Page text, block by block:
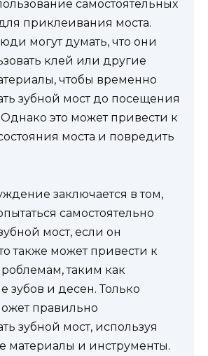
самостоятельных
приклеивания моста.
могут думать, что они
клей или другие
чтобы временно
зубной мост до посещения
Однако это может привести к
моста и повредить
заключается в том,
самостоятельно
мост, если он
также может привести к
таким как
зубов и десен. Только
правильно
зубной мост, используя
материалы и инструменты.